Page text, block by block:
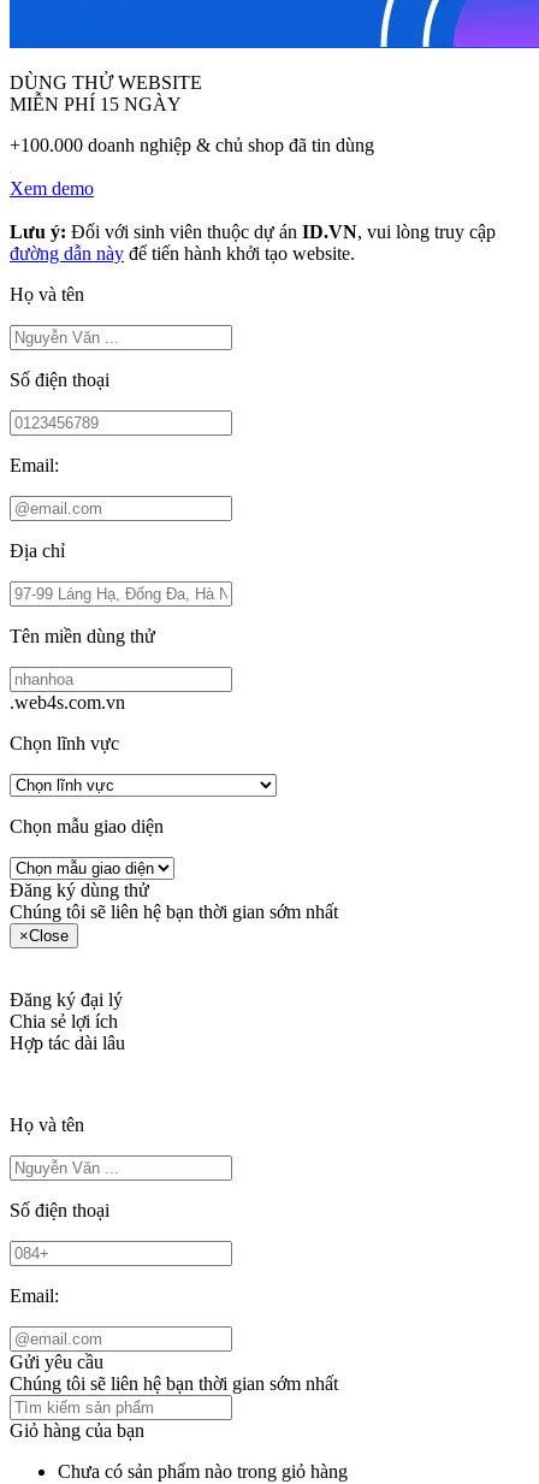
DÙNG THỬ WEBSITE
MIỄN PHÍ 15 NGÀY
+100.000 doanh nghiệp & chủ shop đã tin dùng
Xem demo
Lưu ý: Đối với sinh viên thuộc dự án ID.VN, vui lòng truy cập
đường dẫn này để tiến hành khởi tạo website.
Họ và tên
Số điện thoại
Email:
Địa chỉ
Tên miền dùng thử
.web4s.com.vn
Chọn lĩnh vực
Chọn mẫu giao diện
Đăng ký dùng thử
Chúng tôi sẽ liên hệ bạn thời gian sớm nhất
×Close
Đăng ký đại lý
Chia sẻ lợi ích
Hợp tác dài lâu
Họ và tên
Số điện thoại
Email:
Gửi yêu cầu
Chúng tôi sẽ liên hệ bạn thời gian sớm nhất
Giỏ hàng của bạn
Chưa có sản phẩm nào trong giỏ hàng